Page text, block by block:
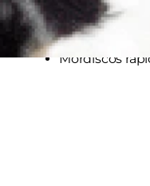
Morder sin
Morder
Mordiscos